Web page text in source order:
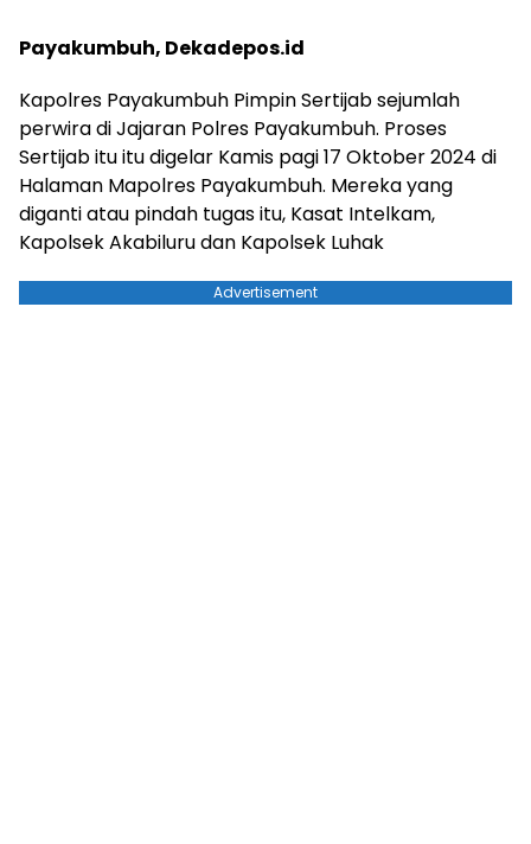
Payakumbuh, Dekadepos.id
Kapolres Payakumbuh Pimpin Sertijab sejumlah
perwira di Jajaran Polres Payakumbuh. Proses
Sertijab itu itu digelar Kamis pagi 17 Oktober 2024 di
Halaman Mapolres Payakumbuh. Mereka yang
diganti atau pindah tugas itu, Kasat Intelkam,
Kapolsek Akabiluru dan Kapolsek Luhak
Advertisement